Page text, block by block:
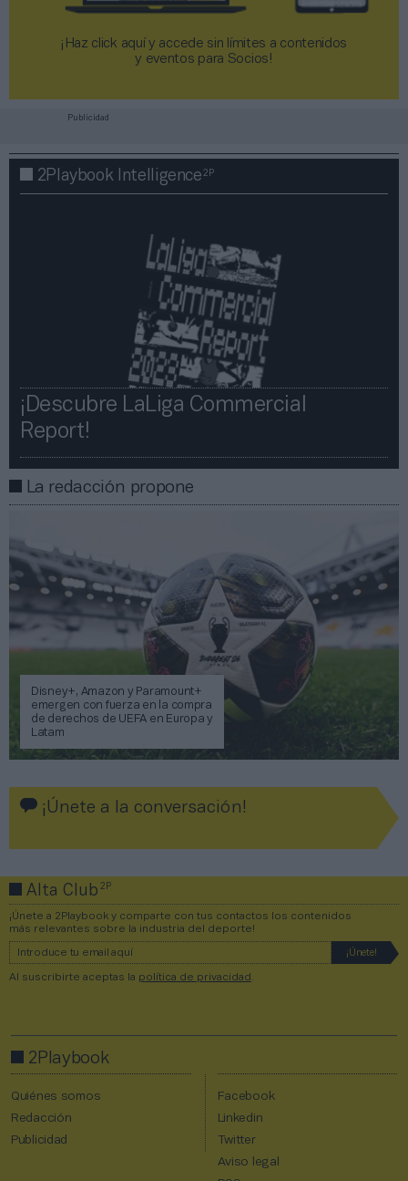
¡Haz click aquí y accede sin límites a contenidos
y eventos para Socios!​​​​​​​
Publicidad
2Playbook Intelligence2P
¡Descubre LaLiga Commercial
Report!​​
La redacción propone
Disney+, Amazon y Paramount+
emergen con fuerza en la compra
de derechos de UEFA en Europa y
Latam
¡Únete a la conversación!
Alta Club2P
¡Únete a 2Playbook y comparte con tus contactos los contenidos
más relevantes sobre la industria del deporte!
Al suscribirte aceptas la política de privacidad
2Playbook
Quiénes somos
Redacción
Publicidad
Facebook
Linkedin
Twitter
Aviso legal